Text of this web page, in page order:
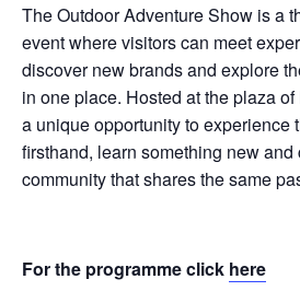
The Outdoor Adventure Show is a
event where visitors can meet
discover new brands and explore
in one place. Hosted at the plaza
a unique opportunity to experience
firsthand, learn something new
community that shares the same
For the programme click here